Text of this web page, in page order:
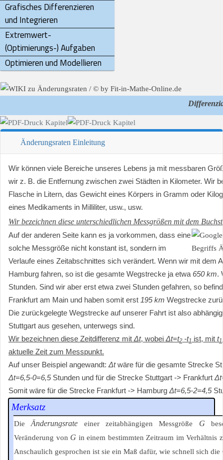
Grafisches Differenzieren
und Integrieren
Extremwert-
(Optimierungs-) Aufgaben
Optimieren und Modellieren
Änderungsraten Einleitung
Wir können viele Bereiche unseres Lebens ja mit messbaren
wir z. B. die Entfernung zwischen zwei Städten in Kilometer. Wir
Flasche in Litern, das Gewicht eines Körpers in Gramm oder
eines Medikaments in Milliliter, usw., usw.
Wir bezeichnen diese unterschiedlichen Messgrößen mit dem
Auf der anderen Seite kann es ja vorkommen, dass eine
solche Messgröße nicht konstant ist, sondern im
Verlaufe eines Zeitabschnittes sich verändert. Wenn wir mit dem
Hamburg fahren, so ist die gesamte Wegstrecke ja etwa 650 km.
Stunden. Sind wir aber erst etwa zwei Stunden gefahren, so
Frankfurt am Main und haben somit erst 195 km Wegstrecke
Die zurückgelegte Wegstrecke auf unserer Fahrt ist also
Stuttgart aus gesehen, unterwegs sind.
Wir bezeichnen diese Zeitdifferenz mit Δt, wobei Δt=t2 -t1 ist, mit t1
aktuelle Zeit zum Messpunkt.
Auf unser Beispiel angewandt: Δtwäre für die gesamte Strecke
Δt=6,5-0=6,5Stunden und für die Strecke Stuttgart -> Frankfurt
Somit wäre für die Strecke Frankfurt -> Hamburg Δt=6,5-2=4,5
Merksatz
DieÄnderungsrate einer zeitabhängigen Messgröße G
Veränderung von G in einem bestimmten Zeitraum im Verhältnis
Anschaulich gesprochen ist sie ein Maß dafür, wie schnell sich